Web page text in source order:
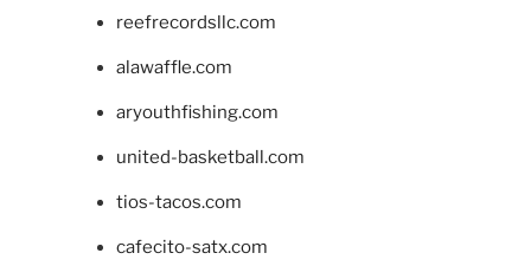
reefrecordsllc.com
alawaffle.com
aryouthfishing.com
united-basketball.com
tios-tacos.com
cafecito-satx.com